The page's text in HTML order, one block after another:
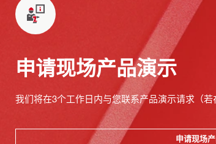
申请现场产品演示
我们将在3个工作日内与您联系产品演示请求（若
申请现场